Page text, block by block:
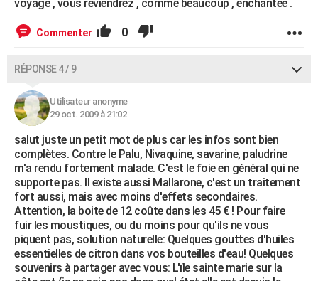
voyage , vous reviendrez , comme beaucoup , enchantee .
Commenter 0
RÉPONSE 4 / 9
Utilisateur anonyme
29 oct. 2009 à 21:02
salut juste un petit mot de plus car les infos sont bien
complètes. Contre le Palu, Nivaquine, savarine, paludrine
m'a rendu fortement malade. C'est le foie en général qui ne
supporte pas. Il existe aussi Mallarone, c'est un traitement
fort aussi, mais avec moins d'effets secondaires.
Attention, la boite de 12 coûte dans les 45 € ! Pour faire
fuir les moustiques, ou du moins pour qu'ils ne vous
piquent pas, solution naturelle: Quelques gouttes d'huiles
essentielles de citron dans vos bouteilles d'eau! Quelques
souvenirs à partager avec vous: L'ïle sainte marie sur la